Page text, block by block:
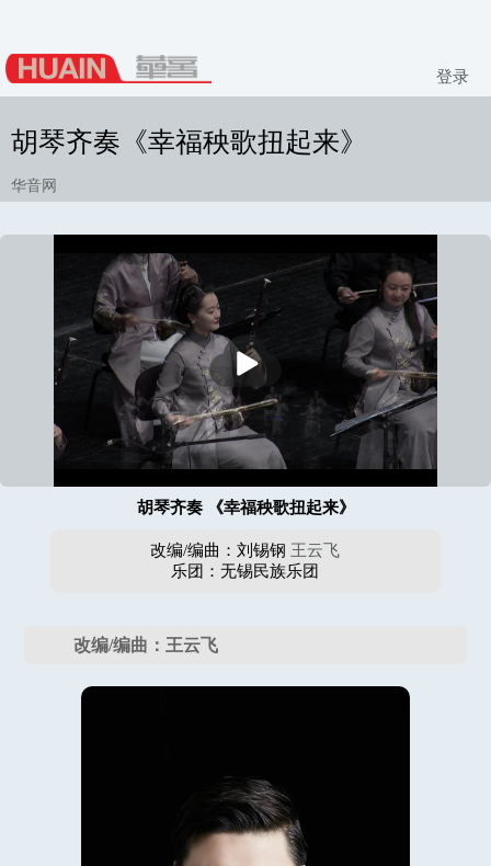
登录
胡琴齐奏《幸福秧歌扭起来》
华音网
播
放
胡琴齐奏 《幸福秧歌扭起来》
改编/编曲：刘锡钢 王云飞
乐团：无锡民族乐团
改编/编曲：王云飞